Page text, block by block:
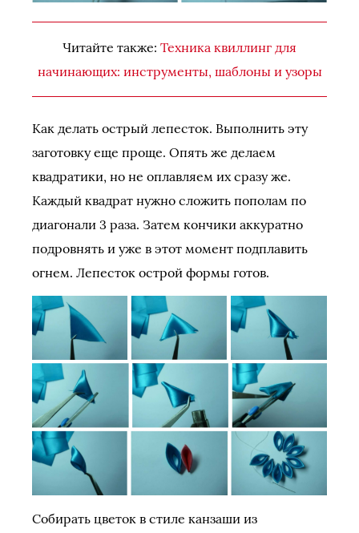
Читайте также: Техника квиллинг для
начинающих: инструменты, шаблоны и узоры
Как делать острый лепесток. Выполнить эту
заготовку еще проще. Опять же делаем
квадратики, но не оплавляем их сразу же.
Каждый квадрат нужно сложить пополам по
диагонали 3 раза. Затем кончики аккуратно
подровнять и уже в этот момент подплавить
огнем. Лепесток острой формы готов.
Собирать цветок в стиле канзаши из